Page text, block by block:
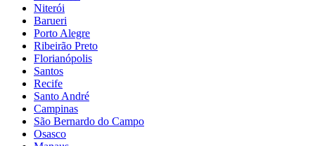
Niterói
Barueri
Porto Alegre
Ribeirão Preto
Florianópolis
Santos
Recife
Santo André
Campinas
São Bernardo do Campo
Osasco